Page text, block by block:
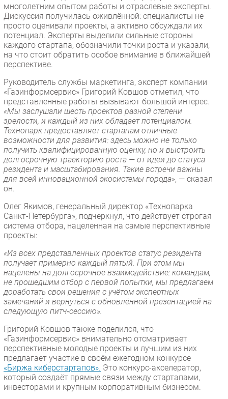
многолетним опытом работы и отраслевые эксперты.
Дискуссия получилась оживлённой: специалисты не
просто оценивали проекты, а активно обсуждали их
потенциал. Эксперты выделили сильные стороны
каждого стартапа, обозначили точки роста и указали,
на что стоит обратить особое внимание в ближайшей
перспективе.
Руководитель службы маркетинга, эксперт компании
«Газинформсервис» Григорий Ковшов отметил, что
представленные работы вызывают большой интерес.
«Мы заслушали шесть проектов разной степени
зрелости, и каждый из них обладает потенциалом.
Технопарк предоставляет стартапам отличные
возможности для развития: здесь можно не только
получить квалифицированную оценку, но и выстроить
долгосрочную траекторию роста — от идеи до статуса
резидента и масштабирования. Такие встречи важны
для всей инновационной экосистемы города», — сказал
он.
Олег Якимов, генеральный директор «Технопарка
Санкт-Петербурга», подчеркнул, что действует строгая
система отбора, нацеленная на самые перспективные
проекты:
«Из всех представленных проектов статус резидента
получает примерно каждый пятый. При этом мы
нацелены на долгосрочное взаимодействие: командам,
не прошедшим отбор с первой попытки, мы предлагаем
доработать свои решения с учётом экспертных
замечаний и вернуться с обновлённой презентацией на
следующую питч‑сессию».
Григорий Ковшов также поделился, что
«Газинформсервис» внимательно отсматривает
перспективные молодые проекты и лучшим из них
предлагает участие в своём ежегодном конкурсе
«Биржа киберстартапов». Это конкурс-акселератор,
который создаёт прямые связи между стартапами,
инвесторами и крупным корпоративным бизнесом.